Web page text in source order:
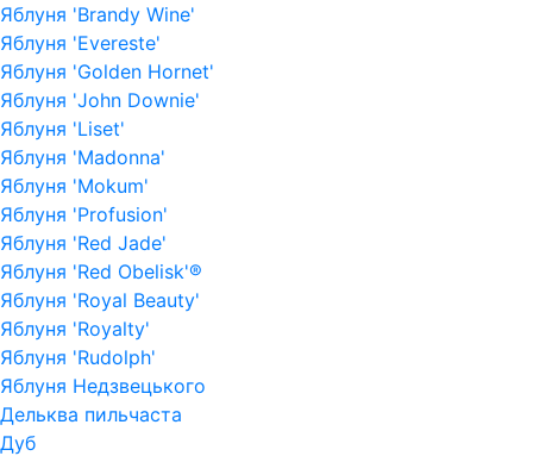
Яблуня 'Brandy Wine'
Яблуня 'Evereste'
Яблуня 'Golden Hornet'
Яблуня 'John Downie'
Яблуня 'Liset'
Яблуня 'Madonna'
Яблуня 'Mokum'
Яблуня 'Profusion'
Яблуня 'Red Jade'
Яблуня 'Red Obelisk'®
Яблуня 'Royal Beauty'
Яблуня 'Royalty'
Яблуня 'Rudolph'
Яблуня Недзвецького
Дельква пильчаста
Дуб